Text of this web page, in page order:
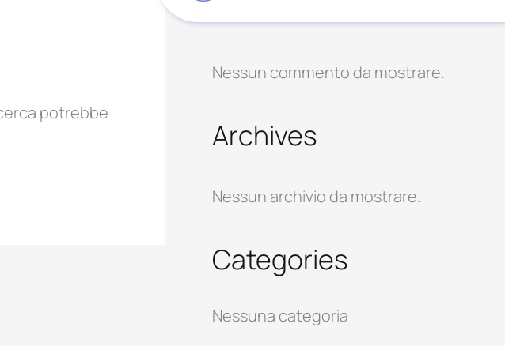
potrebbe
Recent Comments
Nessun commento da mostrare.
Archives
Nessun archivio da mostrare.
Categories
Nessuna categoria